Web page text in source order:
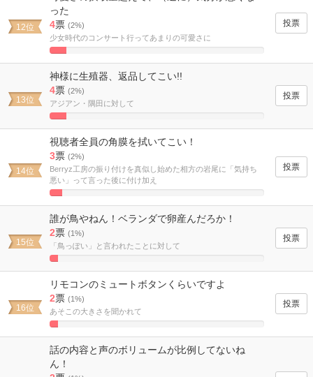
12位
った
4票 (2%)
少女時代のコンサート行ってあまりの可愛さに
7.6923076923077%
13位
神様に生殖器、返品してこい!!
4票 (2%)
アジアン・隅田に対して
7.6923076923077%
14位
視聴者全員の角膜を拭いてこい！
3票 (2%)
Berryz工房の振り付けを真似し始めた相方の岩尾に「気持ち
悪い」って言った後に付け加え
5.7692307692308%
15位
誰が鳥やねん！ベランダで卵産んだろか！
2票 (1%)
「鳥っぽい」と言われたことに対して
3.8461538461538%
16位
リモコンのミュートボタンくらいですよ
2票 (1%)
あそこの大きさを聞かれて
3.8461538461538%
話の内容と声のボリュームが比例してないね
ん！